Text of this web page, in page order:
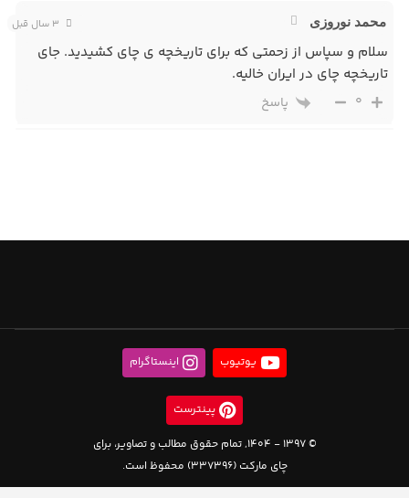
محمد نوروزی
سلام و سپاس از زحمتی که برای تاریخچه ی چای کشیدید. جای
تاریخچه چای در ایران خالیه.
0 پاسخ
یوتیوب اینستاگرام
پینترست
© 1397 - 1404, تمام حقوق مطالب و تصاویر، برای
چای مارکت (337396) محفوظ است.